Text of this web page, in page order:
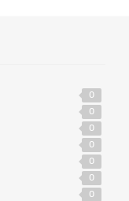
0
0
0
0
0
0
0